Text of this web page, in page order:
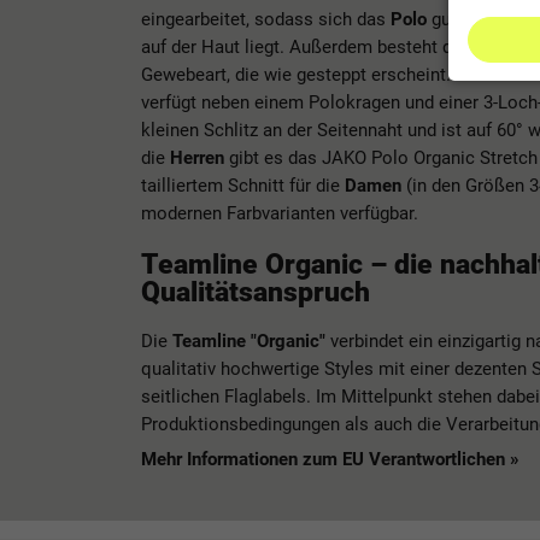
eingearbeitet, sodass sich das Polo gut dehnen
auf der Haut liegt. Außerdem besteht das
Gewebeart, die wie gesteppt erscheint. Das
verfügt neben einem Polokragen und einer 3-
kleinen Schlitz an der Seitennaht und ist auf 60°
die Herren gibt es das JAKO Polo Organic
tailliertem Schnitt für die Damen (in den Größen
modernen Farbvarianten verfügbar.
Teamline Organic – die
Qualitätsanspruch
Die Teamline "Organic" verbindet ein einzigartig
qualitativ hochwertige Styles mit einer dezenten
seitlichen Flaglabels. Im Mittelpunkt stehen
Produktionsbedingungen als auch die
Mehr Informationen zum EU Verantwortlichen »